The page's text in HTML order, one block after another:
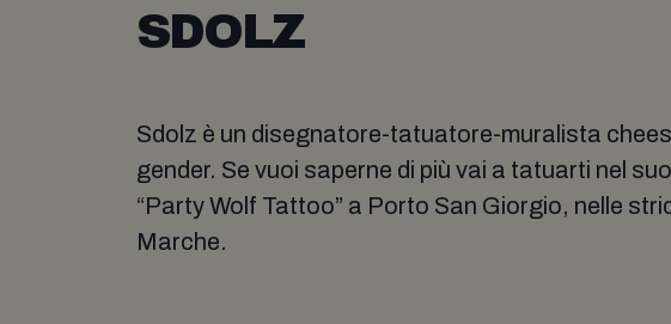
SDOLZ
Sdolz è un disegnatore-tatuatore-muralista
gender. Se vuoi saperne di più vai a tatuarti nel
“Party Wolf Tattoo” a Porto San Giorgio, nelle
Marche.